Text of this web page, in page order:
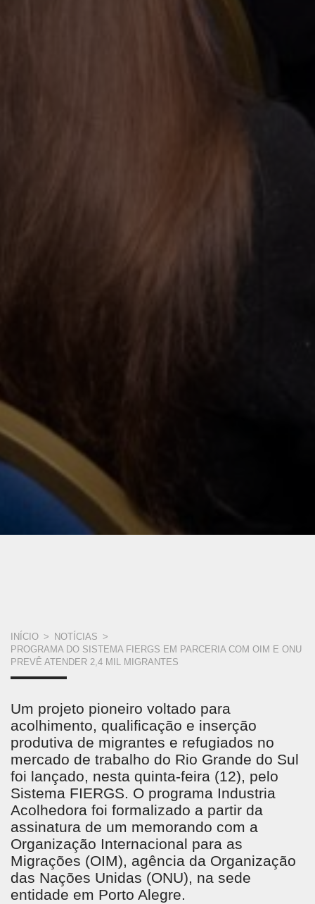
VOCÊ
ESTÁ
INÍCIO > NOTÍCIAS >
PROGRAMA DO SISTEMA FIERGS EM PARCERIA COM OIM E ONU
PREVÊ ATENDER 2,4 MIL MIGRANTES
Um projeto pioneiro voltado para
acolhimento, qualificação e inserção
produtiva de migrantes e refugiados no
mercado de trabalho do Rio Grande do Sul
foi lançado, nesta quinta-feira (12), pelo
Sistema FIERGS. O programa Industria
Acolhedora foi formalizado a partir da
assinatura de um memorando com a
Organização Internacional para as
Migrações (OIM), agência da Organização
das Nações Unidas (ONU), na sede
entidade em Porto Alegre.